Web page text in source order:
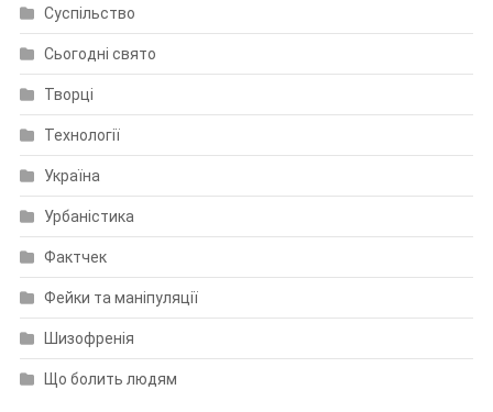
Суспільство
Сьогодні свято
Творці
Технології
Україна
Урбаністика
Фактчек
Фейки та маніпуляції
Шизофренія
Що болить людям